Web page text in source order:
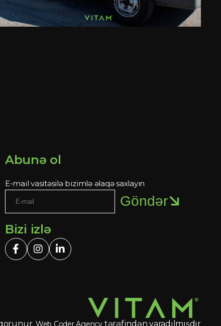
Abunə ol
E-mail vasitəsilə bizimlə əlaqə saxlayın
Göndər
Bizi izlə
Web Coder Agency tərəfindən yaradılmışdır